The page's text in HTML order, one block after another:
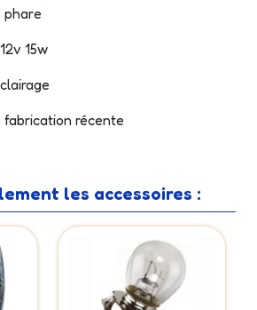
phare
15w
fabrication récente
les accessoires :